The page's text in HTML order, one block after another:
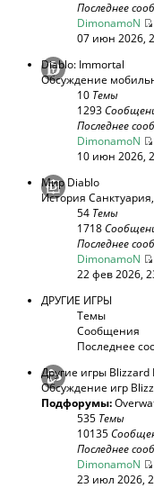
Последнее
DimonamoN
07 июн 2026,
Diablo: Immortal
Обсуждение
10 Темы
1293
Последнее
DimonamoN
10 июн 2026,
Мир Diablo
История
54 Темы
1718
Последнее
DimonamoN
22 фев 2026,
ДРУГИЕ ИГРЫ
Темы
Сообщения
Последнее
Другие игры
Обсуждение игр
Подфорумы:
535 Темы
10135
Последнее
DimonamoN
23 июл 2026,